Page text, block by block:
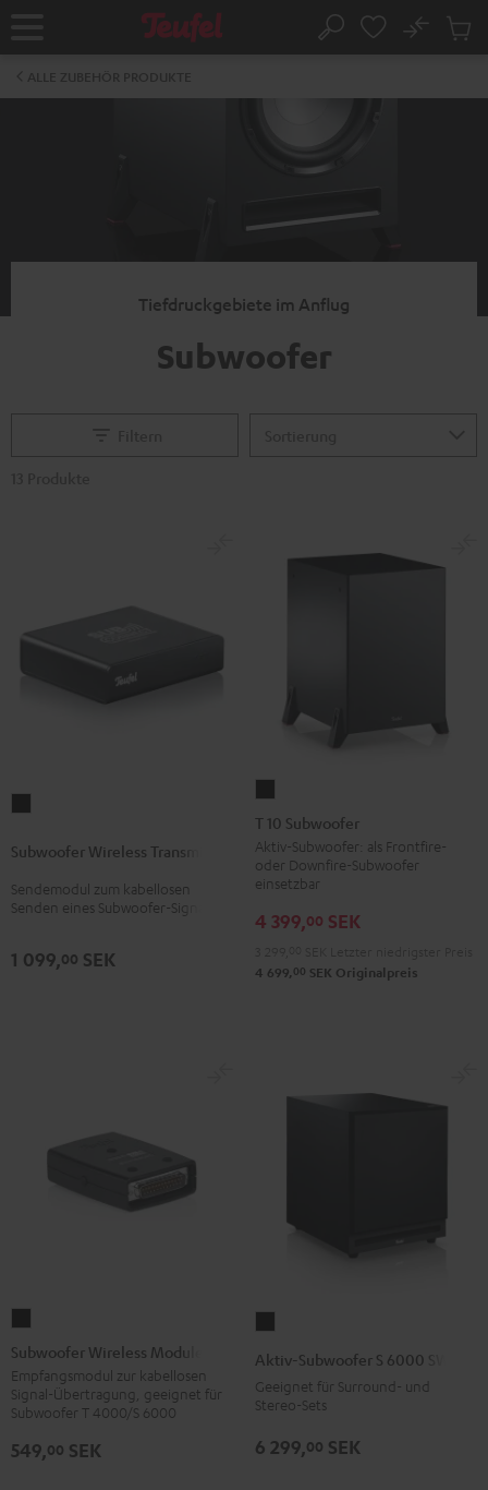
Startseite Suche
No
Tiefdruckgebiete im Anflug
Subwoofer
Transmitter
Schwarz
Subwoofer Wireless Transmitter
Sendemodul zum kabellosen
Senden eines Subwoofer-Signals
1 099,00 SEK
10
Subwoofer
Schwarz
T 10 Subwoofer
Aktiv-Subwoofer: als Frontfire-
oder Downfire-Subwoofer
einsetzbar
4 399,00 SEK
4 699, 00 SEK Originalpreis
Wireless
Module
Schwarz
Version
Subwoofer Wireless Module
Empfangsmodul zur kabellosen
Signal-Übertragung, geeignet für
Subwoofer T 4000/S 6000
549,00 SEK
Subwoofer
6000
Schwarz
Aktiv-Subwoofer S 6000 SW
Geeignet für Surround- und
Stereo-Sets
6 299,00 SEK